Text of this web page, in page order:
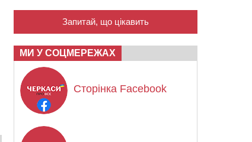
Запитай, що цікавить
МИ У СОЦМЕРЕЖАХ
Сторінка Facebook